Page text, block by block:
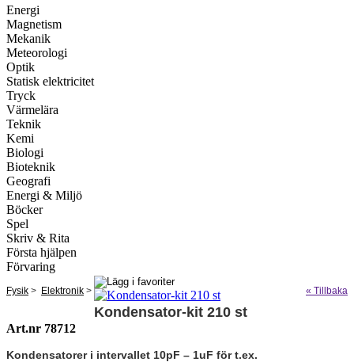
Energi
Magnetism
Mekanik
Meteorologi
Optik
Statisk elektricitet
Tryck
Värmelära
Teknik
Kemi
Biologi
Bioteknik
Geografi
Energi & Miljö
Böcker
Spel
Skriv & Rita
Första hjälpen
Förvaring
Fysik > Elektronik > « Tillbaka
Kondensator-kit 210 st
Art.nr 78712
Kondensatorer i intervallet 10pF – 1uF för t.ex.